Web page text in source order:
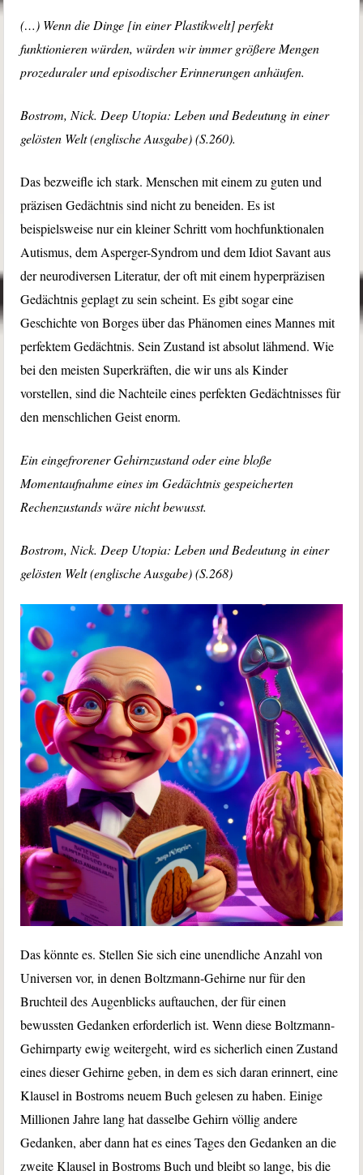
(…) Wenn die Dinge [in einer Plastikwelt] perfekt
funktionieren würden, würden wir immer größere Mengen
prozeduraler und episodischer Erinnerungen anhäufen.
Bostrom, Nick. Deep Utopia: Leben und Bedeutung in einer
gelösten Welt (englische Ausgabe) (S.260).
Das bezweifle ich stark. Menschen mit einem zu guten und
präzisen Gedächtnis sind nicht zu beneiden. Es ist
beispielsweise nur ein kleiner Schritt vom hochfunktionalen
Autismus, dem Asperger-Syndrom und dem Idiot Savant aus
der neurodiversen Literatur, der oft mit einem hyperpräzisen
Gedächtnis geplagt zu sein scheint. Es gibt sogar eine
Geschichte von Borges über das Phänomen eines Mannes mit
perfektem Gedächtnis. Sein Zustand ist absolut lähmend. Wie
bei den meisten Superkräften, die wir uns als Kinder
vorstellen, sind die Nachteile eines perfekten Gedächtnisses für
den menschlichen Geist enorm.
Ein eingefrorener Gehirnzustand oder eine bloße
Momentaufnahme eines im Gedächtnis gespeicherten
Rechenzustands wäre nicht bewusst.
Bostrom, Nick. Deep Utopia: Leben und Bedeutung in einer
gelösten Welt (englische Ausgabe) (S.268)
Das könnte es. Stellen Sie sich eine unendliche Anzahl von
Universen vor, in denen Boltzmann-Gehirne nur für den
Bruchteil des Augenblicks auftauchen, der für einen
bewussten Gedanken erforderlich ist. Wenn diese Boltzmann-
Gehirnparty ewig weitergeht, wird es sicherlich einen Zustand
eines dieser Gehirne geben, in dem es sich daran erinnert, eine
Klausel in Bostroms neuem Buch gelesen zu haben. Einige
Millionen Jahre lang hat dasselbe Gehirn völlig andere
Gedanken, aber dann hat es eines Tages den Gedanken an die
zweite Klausel in Bostroms Buch und bleibt so lange, bis die